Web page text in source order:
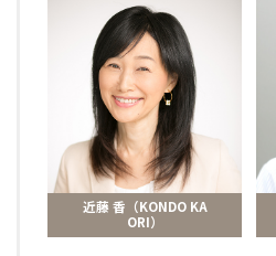
近藤 香（KONDO KA
ORI）